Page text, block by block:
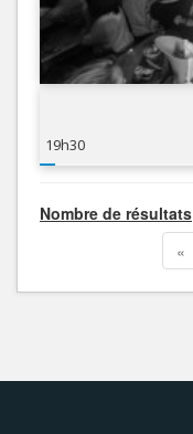
19h30
Nombre de résultats
«